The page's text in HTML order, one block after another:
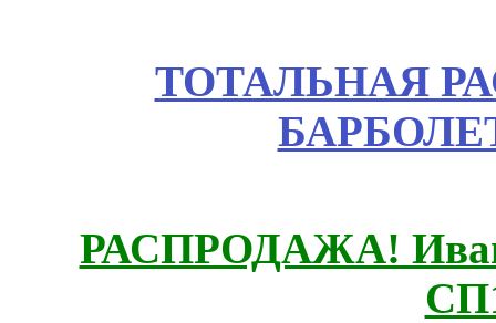
ТОТАЛЬНАЯ
РАСПРОДАЖА!